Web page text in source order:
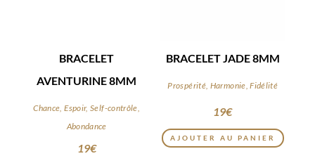
BRACELET
AVENTURINE 8MM
Chance, Espoir, Self-contrôle,
Abondance
19€
BRACELET JADE 8MM
Prospérité, Harmonie, Fidélité
19€
AJOUTER AU PANIER